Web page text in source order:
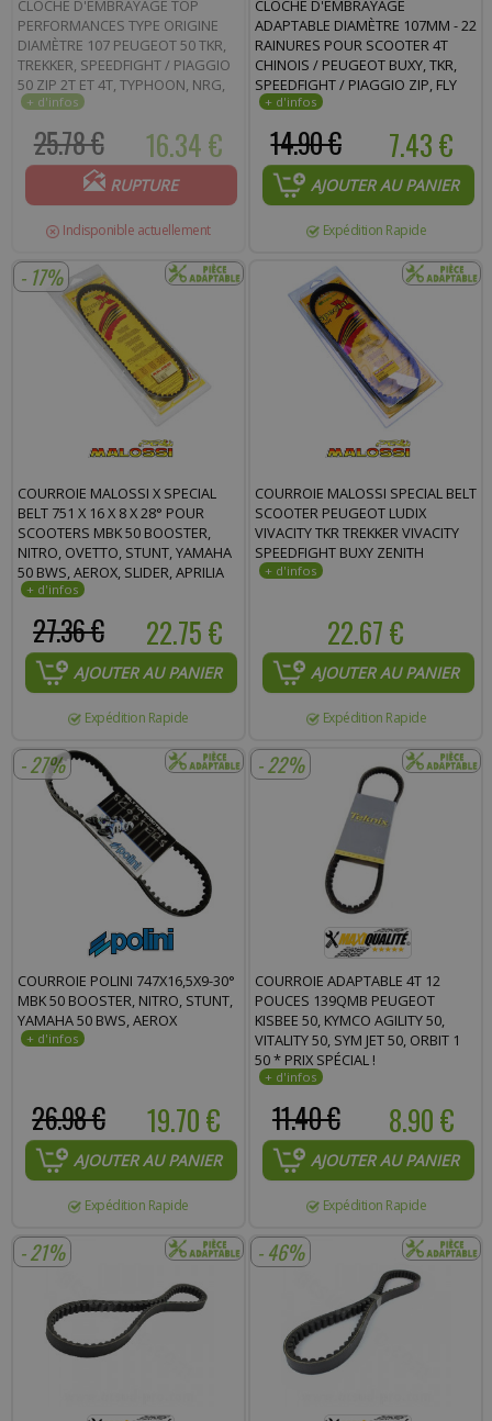
CLOCHE D'EMBRAYAGE TOP
PERFORMANCES TYPE ORIGINE
DIAMÈTRE 107 PEUGEOT 50 TKR,
TREKKER, SPEEDFIGHT / PIAGGIO
50 ZIP 2T ET 4T, TYPHOON, NRG,
FLY 2T ET 4T, VESPA LX 2T ET 4T
16.34 €
25.78 €
RUPTURE
Indisponible actuellement
CLOCHE D'EMBRAYAGE
ADAPTABLE DIAMÈTRE 107MM - 22
RAINURES POUR SCOOTER 4T
CHINOIS / PEUGEOT BUXY, TKR,
SPEEDFIGHT / PIAGGIO ZIP, FLY
2T-4T, TYPHOON, NRG, VESPA 2T-
7.43 €
14.90 €
AJOUTER AU PANIER
Expédition Rapide
- 17%
COURROIE MALOSSI X SPECIAL
BELT 751 X 16 X 8 X 28° POUR
SCOOTERS MBK 50 BOOSTER,
NITRO, OVETTO, STUNT, YAMAHA
50 BWS, AEROX, SLIDER, APRILIA
50 SR, MALAGUTI 50 F12, F15
22.75 €
27.36 €
AJOUTER AU PANIER
Expédition Rapide
COURROIE MALOSSI SPECIAL BELT
SCOOTER PEUGEOT LUDIX
VIVACITY TKR TREKKER VIVACITY
SPEEDFIGHT BUXY ZENITH
22.67 €
AJOUTER AU PANIER
Expédition Rapide
- 27%
COURROIE POLINI 747X16,5X9-30°
MBK 50 BOOSTER, NITRO, STUNT,
YAMAHA 50 BWS, AEROX
19.70 €
26.98 €
AJOUTER AU PANIER
Expédition Rapide
- 22%
COURROIE ADAPTABLE 4T 12
POUCES 139QMB PEUGEOT
KISBEE 50, KYMCO AGILITY 50,
VITALITY 50, SYM JET 50, ORBIT 1
50 * PRIX SPÉCIAL !
8.90 €
11.40 €
AJOUTER AU PANIER
Expédition Rapide
- 21% - 46%
Commentaire :